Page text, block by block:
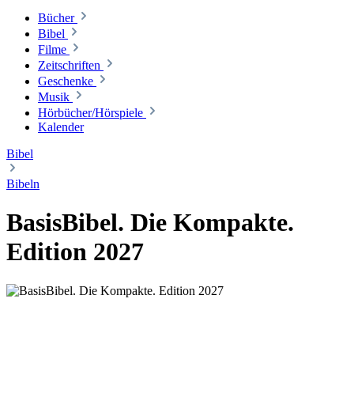
Bücher
Bibel
Filme
Zeitschriften
Geschenke
Musik
Hörbücher/Hörspiele
Kalender
Bibel
Bibeln
BasisBibel. Die Kompakte.
Edition 2027